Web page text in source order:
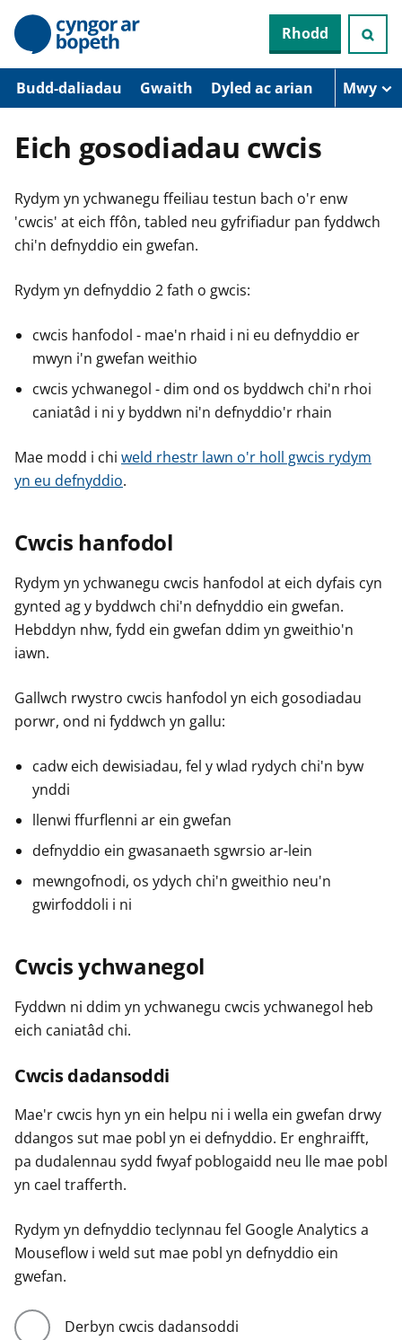
N
d
w
Rhodd
Budd-daliadau Gwaith Dyled ac arian Mwy
Eich gosodiadau cwcis
Rydym yn ychwanegu ffeiliau testun bach o'r enw
'cwcis' at eich ffôn, tabled neu gyfrifiadur pan fyddwch
chi'n defnyddio ein gwefan.
Rydym yn defnyddio 2 fath o gwcis:
cwcis hanfodol - mae'n rhaid i ni eu defnyddio er
mwyn i'n gwefan weithio
cwcis ychwanegol - dim ond os byddwch chi'n rhoi
caniatâd i ni y byddwn ni'n defnyddio'r rhain
Mae modd i chi weld rhestr lawn o'r holl gwcis rydym
yn eu defnyddio.
Cwcis hanfodol
Rydym yn ychwanegu cwcis hanfodol at eich dyfais cyn
gynted ag y byddwch chi'n defnyddio ein gwefan.
Hebddyn nhw, fydd ein gwefan ddim yn gweithio'n
iawn.
Gallwch rwystro cwcis hanfodol yn eich gosodiadau
porwr, ond ni fyddwch yn gallu:
cadw eich dewisiadau, fel y wlad rydych chi'n byw
ynddi
llenwi ffurflenni ar ein gwefan
defnyddio ein gwasanaeth sgwrsio ar-lein
mewngofnodi, os ydych chi'n gweithio neu'n
gwirfoddoli i ni
Cwcis ychwanegol
Fyddwn ni ddim yn ychwanegu cwcis ychwanegol heb
eich caniatâd chi.
Cwcis dadansoddi
Mae'r cwcis hyn yn ein helpu ni i wella ein gwefan drwy
ddangos sut mae pobl yn ei defnyddio. Er enghraifft,
pa dudalennau sydd fwyaf poblogaidd neu lle mae pobl
yn cael trafferth.
Rydym yn defnyddio teclynnau fel Google Analytics a
Mouseflow i weld sut mae pobl yn defnyddio ein
gwefan.
Derbyn cwcis dadansoddi